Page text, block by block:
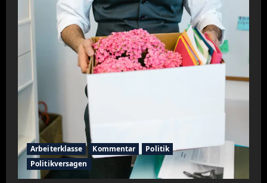
Arbeiterklasse Kommentar
Politik
Politikversagen